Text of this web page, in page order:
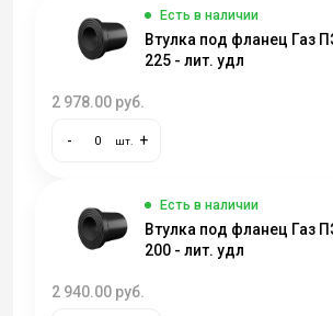
Есть в наличии
Втулка под фланец Газ
225 - лит. удл
2 978.00 руб.
- шт. +
Есть в наличии
Втулка под фланец Газ
200 - лит. удл
2 940.00 руб.